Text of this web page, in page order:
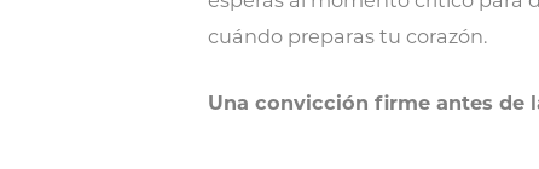
cuándo preparas tu corazón.
Una convicción firme antes de